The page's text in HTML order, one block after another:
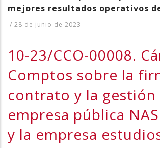
mejores resultados operativos
/ 28 de junio de 2023
10-23/CCO-00008.
Comptos sobre la
contrato y la gestión
empresa pública
y la empresa